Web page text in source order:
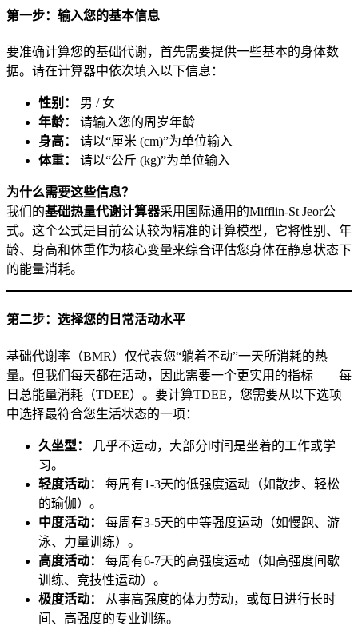
第一步：输入您的基本信息
要准确计算您的基础代谢，首先需要提供一些基本的身体数
据。请在计算器中依次填入以下信息：
性别：
男 / 女
年龄：
请输入您的周岁年龄
身高：
请以“厘米 (cm)”为单位输入
体重：
请以“公斤 (kg)”为单位输入
为什么需要这些信息？
我们的基础热量代谢计算器采用国际通用的Mifflin-St Jeor公
式。这个公式是目前公认较为精准的计算模型，它将性别、年
龄、身高和体重作为核心变量来综合评估您身体在静息状态下
的能量消耗。
第二步：选择您的日常活动水平
基础代谢率（BMR）仅代表您“躺着不动”一天所消耗的热
量。但我们每天都在活动，因此需要一个更实用的指标——每
日总能量消耗（TDEE）。要计算TDEE，您需要从以下选项
中选择最符合您生活状态的一项：
久坐型：
几乎不运动，大部分时间是坐着的工作或学
习。
轻度活动：
每周有1-3天的低强度运动（如散步、轻松
的瑜伽）。
中度活动：
每周有3-5天的中等强度运动（如慢跑、游
泳、力量训练）。
高度活动：
每周有6-7天的高强度运动（如高强度间歇
训练、竞技性运动）。
极度活动：
从事高强度的体力劳动，或每日进行长时
间、高强度的专业训练。